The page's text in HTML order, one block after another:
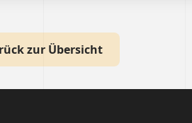
zur Übersicht